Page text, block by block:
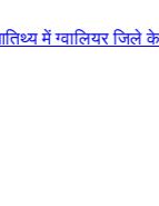
कुलैथ में